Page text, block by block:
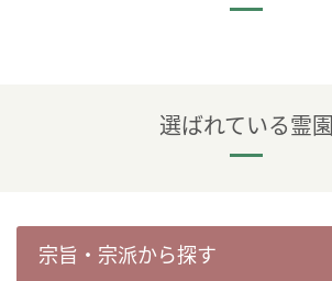
選ばれている霊園
宗旨・宗派から探す